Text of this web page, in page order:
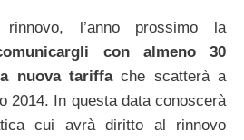
l’anno prossimo la
con almeno 30
nuova tariffache scatterà a
2014. In questa data conoscerà
cui avrà diritto al rinnovo